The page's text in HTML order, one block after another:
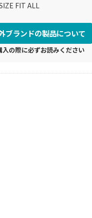
FIT ALL
ブランドの製品について
の際に必ずお読みください